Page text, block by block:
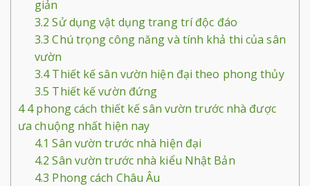
giản
3.2 Sử dụng vật dụng trang trí độc đáo
3.3 Chú trọng công năng và tính khả thi của sân
vườn
3.4Thiết kế sân vườn hiện đại theo phong thủy
3.5 Thiết kế vườn đứng
44 phong cách thiết kế sân vườn trước nhà được
ưa chuộng nhất hiện nay
4.1 Sân vườn trước nhà hiện đại
4.2 Sân vườn trước nhà kiểu Nhật Bản
4.3 Phong cách Châu Âu